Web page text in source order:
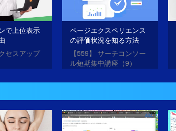
で上位表示
セスアップ
ページエクスペリエンス
の評価状況を知る方法
【559】 サーチコンソー
ル短期集中講座（9）